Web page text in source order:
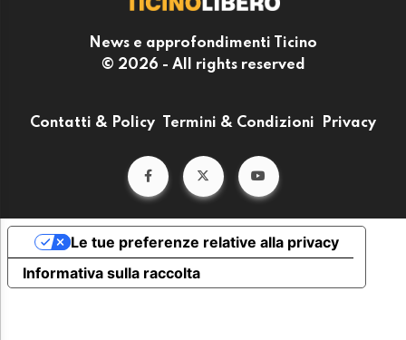
News e approfondimenti Ticino
© 2026 - All rights reserved
Contatti & Policy Termini & Condizioni Privacy
Informativa sulla raccolta
Le tue preferenze relative alla privacy